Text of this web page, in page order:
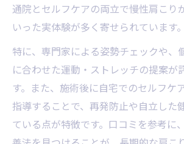
通院とセルフケアの両立で慢性肩こり
いった実体験が多く寄せられています。
特に、専門家による姿勢チェックや、
に合わせた運動・ストレッチの提案が
す。また、施術後に自宅でのセルフケ
指導することで、再発防止や自立した
ている点が特徴です。口コミを参考に